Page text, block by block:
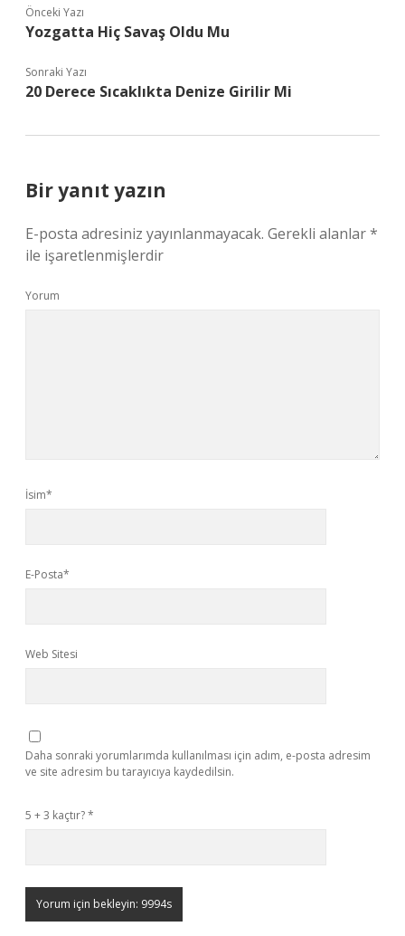
Önceki Yazı
Yozgatta Hiç Savaş Oldu Mu
Sonraki Yazı
20 Derece Sıcaklıkta Denize Girilir Mi
Bir yanıt yazın
E-posta adresiniz yayınlanmayacak. Gerekli alanlar*
ile işaretlenmişlerdir
Yorum
İsim*
E-Posta*
Web Sitesi
Daha sonraki yorumlarımda kullanılması için adım, e-posta adresim
ve site adresim bu tarayıcıya kaydedilsin.
5 + 3 kaçtır?*